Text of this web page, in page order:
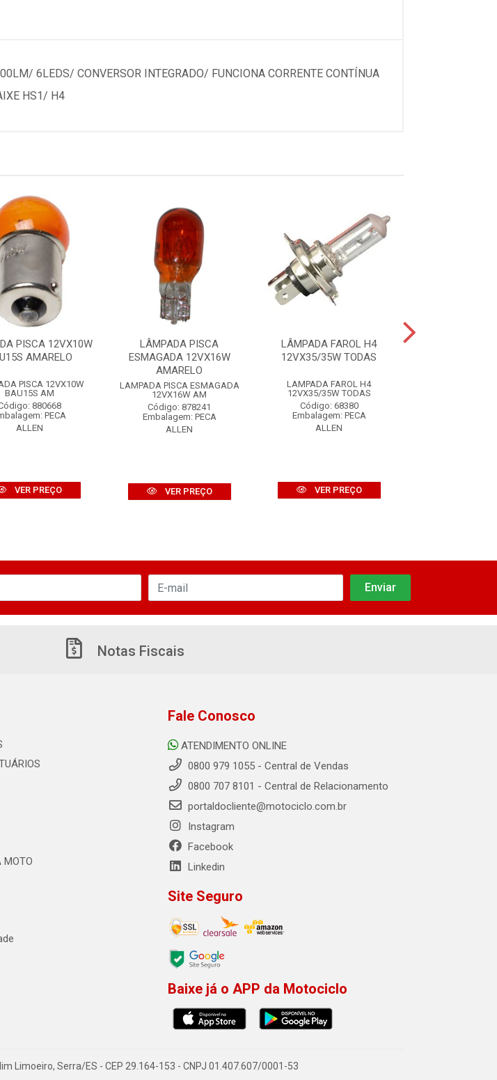
6LEDS/ CONVERSOR INTEGRADO/ FUNCIONA CORRENTE CONTÍNUA
HS1/ H4
PISCA 12VX10W
AMARELO
PISCA 12VX10W
BAU15S AM
880668
PECA
ALLEN
VER PREÇO
LÂMPADA PISCA
ESMAGADA 12VX16W
AMARELO
LAMPADA PISCA ESMAGADA
12VX16W AM
Código: 878241
Embalagem: PECA
ALLEN
VER PREÇO
LÂMPADA FAROL H4
12VX35/35W TODAS
LAMPADA FAROL H4
12VX35/35W TODAS
Código: 68380
Embalagem: PECA
ALLEN
VER PREÇO
Notas Fiscais
MOTO
Fale Conosco
ATENDIMENTO ONLINE
0800 979 1055 - Central de Vendas
0800 707 8101 - Central de Relacionamento
portaldocliente@motociclo.com.br
Instagram
Facebook
Linkedin
Site Seguro
Baixe já o APP da Motociclo
Limoeiro, Serra/ES - CEP 29.164-153 - CNPJ 01.407.607/0001-53